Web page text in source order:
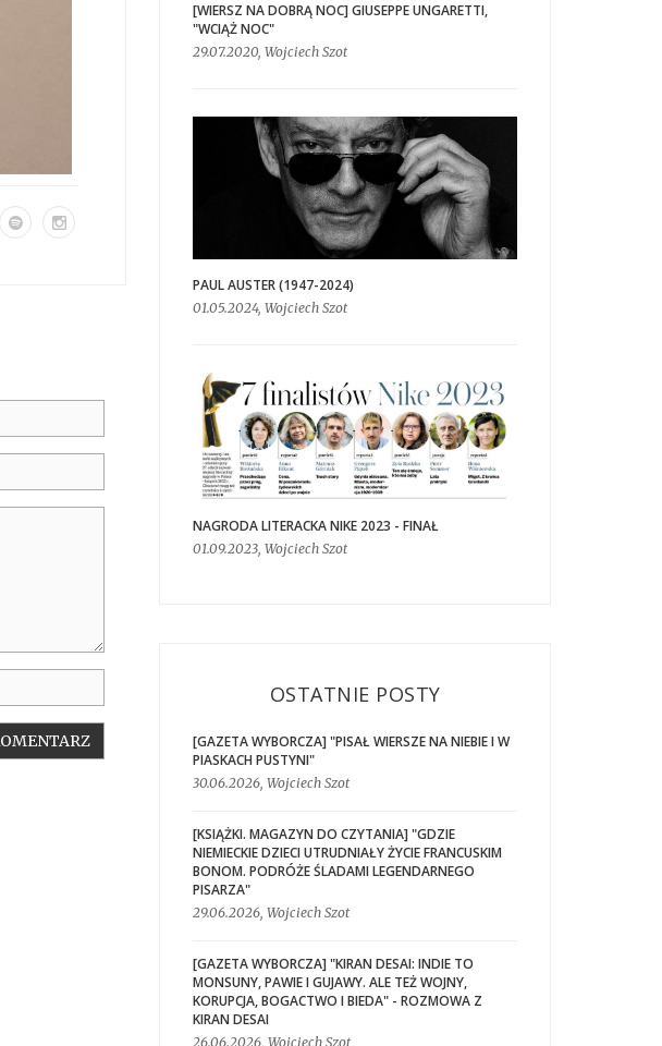
[WIERSZ NA DOBRĄ NOC] GIUSEPPE UNGARETTI,
"WCIĄŻ NOC"
29.07.2020, Wojciech Szot
PAUL AUSTER (1947-2024)
01.05.2024, Wojciech Szot
NAGRODA LITERACKA NIKE 2023 - FINAŁ
01.09.2023, Wojciech Szot
OSTATNIE POSTY
[GAZETA WYBORCZA] "PISAŁ WIERSZE NA NIEBIE I W
PIASKACH PUSTYNI"
30.06.2026, Wojciech Szot
[KSIĄŻKI. MAGAZYN DO CZYTANIA] "GDZIE
NIEMIECKIE DZIECI UTRUDNIAŁY ŻYCIE FRANCUSKIM
BONOM. PODRÓŻE ŚLADAMI LEGENDARNEGO
PISARZA"
29.06.2026, Wojciech Szot
[GAZETA WYBORCZA] "KIRAN DESAI: INDIE TO
MONSUNY, PAWIE I GUJAWY. ALE TEŻ WOJNY,
KORUPCJA, BOGACTWO I BIEDA" - ROZMOWA Z
KIRAN DESAI
26.06.2026, Wojciech Szot